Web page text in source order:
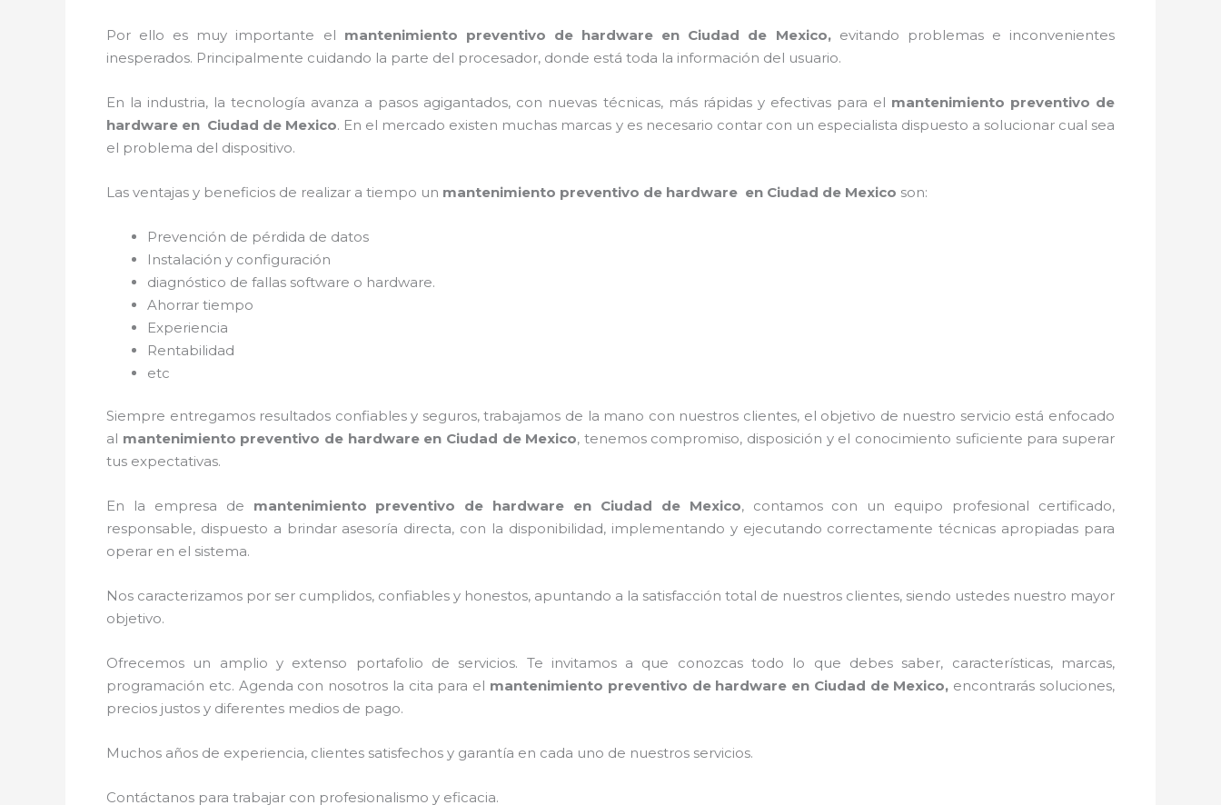
Por ello es muy importante el mantenimiento preventivo de hardware en Ciudad de Mexico, evitando problemas e inconvenientes
inesperados. Principalmente cuidando la parte del procesador, donde está toda la información del usuario.
En la industria, la tecnología avanza a pasos agigantados, con nuevas técnicas, más rápidas y efectivas para el mantenimiento preventivo de
hardware en Ciudad de Mexico. En el mercado existen muchas marcas y es necesario contar con un especialista dispuesto a solucionar cual sea
el problema del dispositivo.
Las ventajas y beneficios de realizar a tiempo un mantenimiento preventivo de hardware en Ciudad de Mexico son:
Prevención de pérdida de datos
Instalación y configuración
diagnóstico de fallas software o hardware.
Ahorrar tiempo
Experiencia
Rentabilidad
etc
Siempre entregamos resultados confiables y seguros, trabajamos de la mano con nuestros clientes, el objetivo de nuestro servicio está enfocado
al mantenimiento preventivo de hardware en Ciudad de Mexico, tenemos compromiso, disposición y el conocimiento suficiente para superar
tus expectativas.
En la empresa de mantenimiento preventivo de hardware en Ciudad de Mexico, contamos con un equipo profesional certificado,
responsable, dispuesto a brindar asesoría directa, con la disponibilidad, implementando y ejecutando correctamente técnicas apropiadas para
operar en el sistema.
Nos caracterizamos por ser cumplidos, confiables y honestos, apuntando a la satisfacción total de nuestros clientes, siendo ustedes nuestro mayor
objetivo.
Ofrecemos un amplio y extenso portafolio de servicios. Te invitamos a que conozcas todo lo que debes saber, características, marcas,
programación etc. Agenda con nosotros la cita para el mantenimiento preventivo de hardware en Ciudad de Mexico, encontrarás soluciones,
precios justos y diferentes medios de pago.
Muchos años de experiencia, clientes satisfechos y garantía en cada uno de nuestros servicios.
Contáctanos para trabajar con profesionalismo y eficacia.